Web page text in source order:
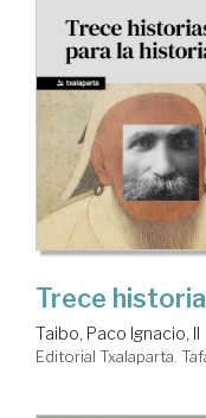
Trece
Taibo, Paco Ignacio, II
Editorial Txalaparta.